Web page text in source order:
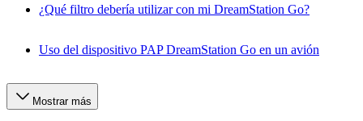
¿Qué filtro debería utilizar con mi DreamStation Go?
Uso del dispositivo PAP DreamStation Go en un avión
Mostrar más